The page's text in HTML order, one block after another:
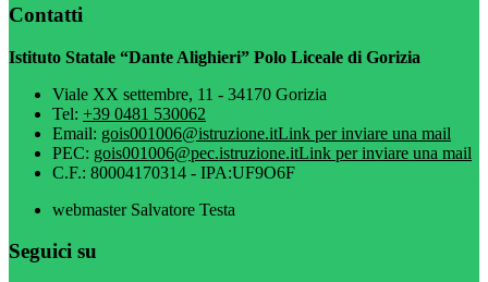
Contatti
Istituto Statale “Dante Alighieri” Polo Liceale di Gorizia
Viale XX settembre, 11 - 34170 Gorizia
Tel: +39 0481 530062
Email: gois001006@istruzione.itLink per inviare una mail
PEC: gois001006@pec.istruzione.itLink per inviare una mail
C.F.: 80004170314 - IPA:UF9O6F
webmaster Salvatore Testa
Seguici su